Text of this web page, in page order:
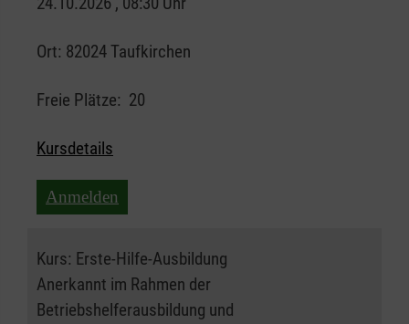
Ort: 82024 Taufkirchen
Freie Plätze: 20
Kursdetails
Anmelden
Kurs: Erste-Hilfe-Ausbildung
Anerkannt im Rahmen der
Betriebshelferausbildung und